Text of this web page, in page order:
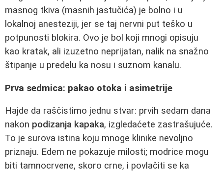
masnog tkiva (masnih jastučića) je bolno i u
lokalnoj anesteziji, jer se taj nervni put teško u
potpunosti blokira. Ovo je bol koji mnogi opisuju
kao kratak, ali izuzetno neprijatan, nalik na snažno
štipanje u predelu ka nosu i suznom kanalu.
Prva sedmica: pakao otoka i asimetrije
Hajde da raščistimo jednu stvar: prvih sedam dana
nakon podizanja kapaka, izgledaćete zastrašujuće.
To je surova istina koju mnoge klinike nevoljno
priznaju. Edem ne pokazuje milosti; modrice mogu
biti tamnocrvene, skoro crne, i povlačiti se ka